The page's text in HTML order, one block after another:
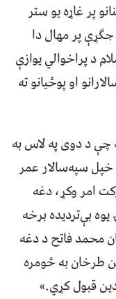
پر غاړه یو ستر
پر مهال دا
د پراخوالي یوازې
او پوځیانو ته
چې د دوی په لاس به
سپه‌سالار عمر
امر وکړ، دغه
بې‌تردیده برخه
محمد فاتح د دغه
طرخان به څومره
قبول کړي.»